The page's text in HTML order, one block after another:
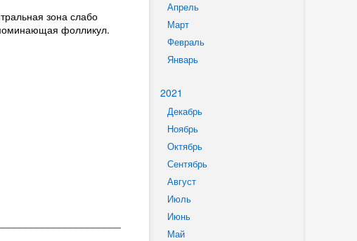
Апрель
Март
Февраль
Январь
2021
Декабрь
Ноябрь
Октябрь
Сентябрь
Август
Июль
Июнь
Май
зона слабо
фолликул.